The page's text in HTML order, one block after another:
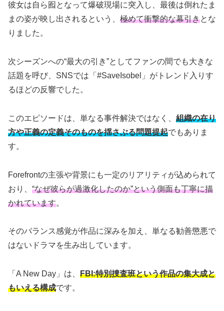
彼女は自ら囮となって爆破現場に突入し、最後は倒れたま
まの姿が映し出されるという、 極めて衝撃的な幕引きとな
りました。
次シーズンへの“最大の引き”としてファンの間でも大きな
話題を呼び、SNSでは「#SaveIsobel」がトレンド入りす
るほどの反響でした。
このエピソードは、単なる事件解決ではなく、 組織の在り
方や正義の定義そのものを揺さぶる問題提起でもありま
す。
Forefrontの主張や背景にも一定のリアリティが込められて
おり、 “なぜ彼らが過激化したのか”という側面も丁寧に描
かれています。
そのバランス感覚が作品に深みを加え、単なる勧善懲悪で
はないドラマを生み出しています。
「A New Day」は、 FBI:特別捜査班という作品の集大成と
もいえる構成です。